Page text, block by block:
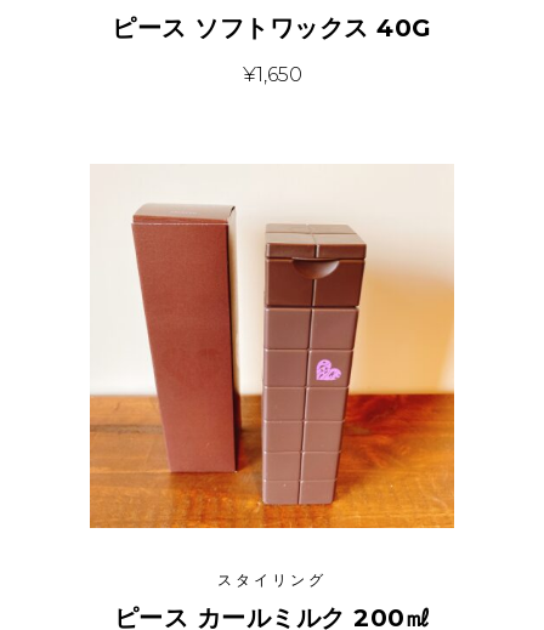
ピース ソフトワックス 40G
¥1,650
スタイリング
ピース カールミルク 200㎖